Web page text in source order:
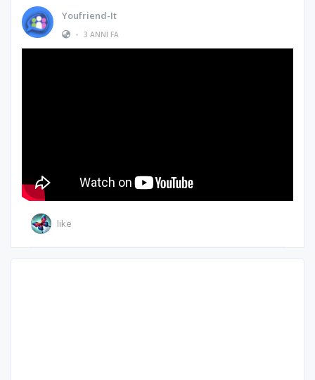
Youfriend-It
• 3 ANNI FA
like